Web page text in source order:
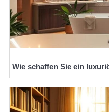
Wie schaffen Sie ein